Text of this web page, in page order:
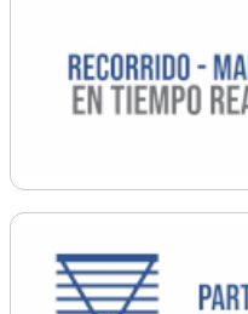
Ordenamiento
Promoción Social
Salud
Secretaría General